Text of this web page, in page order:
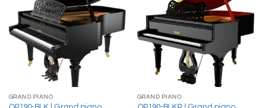
GRAND PIANO GRAND PIANO